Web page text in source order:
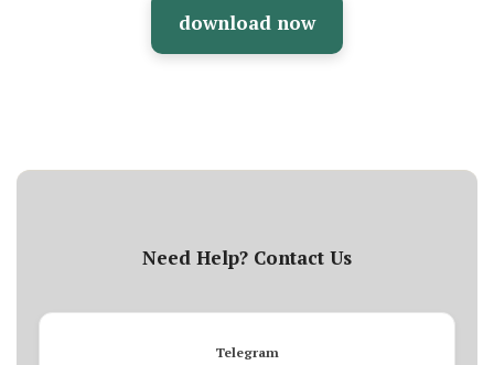
download now
Need Help? Contact Us
Telegram